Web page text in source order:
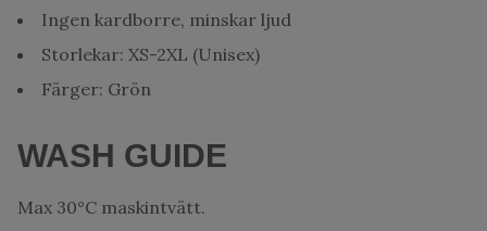
Ingen kardborre, minskar ljud
Storlekar: XS-2XL (Unisex)
Färger: Grön
WASH GUIDE
Max 30°C maskintvätt.